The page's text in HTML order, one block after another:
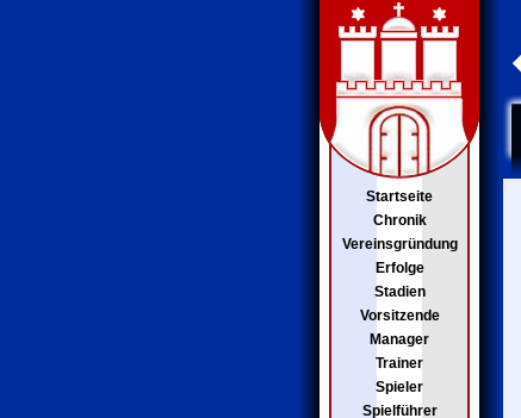
Startseite
Chronik
Vereinsgründung
Erfolge
Stadien
Vorsitzende
Manager
Trainer
Spieler
Spielführer